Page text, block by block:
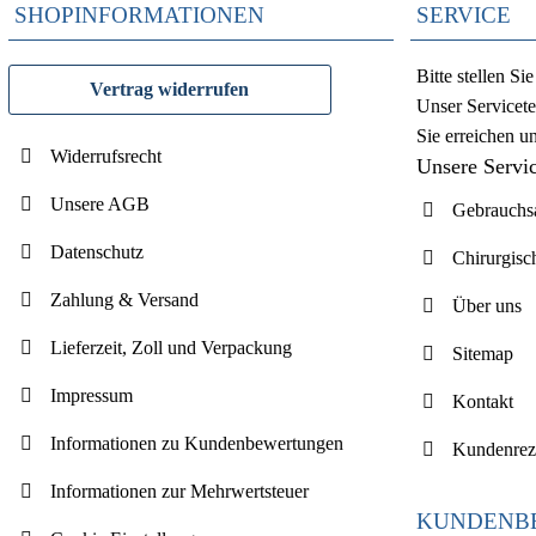
SHOPINFORMATIONEN
Vertrag widerrufen
Widerrufsrecht
Unsere AGB
Datenschutz
Zahlung & Versand
Lieferzeit, Zoll und Verpackung
Impressum
Informationen zu Kundenbewertungen
Informationen zur Mehrwertsteuer
SERVICE
Bitte stellen
Unser
Sie erreichen
Unsere
Über uns
Sitemap
Kontakt